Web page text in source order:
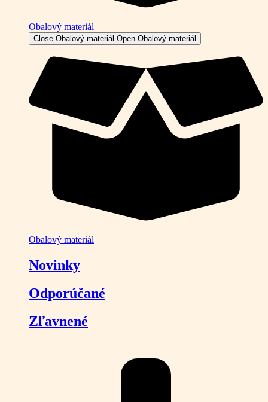
Obalový materiál
Close Obalový materiál Open Obalový materiál
Obalový materiál
Novinky
Odporúčané
Zľavnené